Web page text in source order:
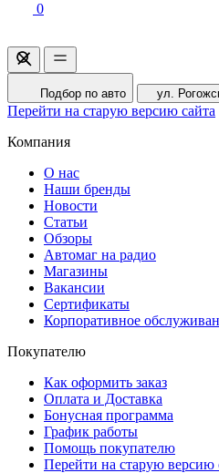
0
Подбор по авто ул.
Перейти на старую версию сайта
Компания
О нас
Наши бренды
Новости
Статьи
Обзоры
Автомаг на радио
Магазины
Вакансии
Сертификаты
Корпоративное
Покупателю
Как оформить заказ
Оплата и Доставка
Бонусная программа
График работы
Помощь покупателю
Перейти на старую версию